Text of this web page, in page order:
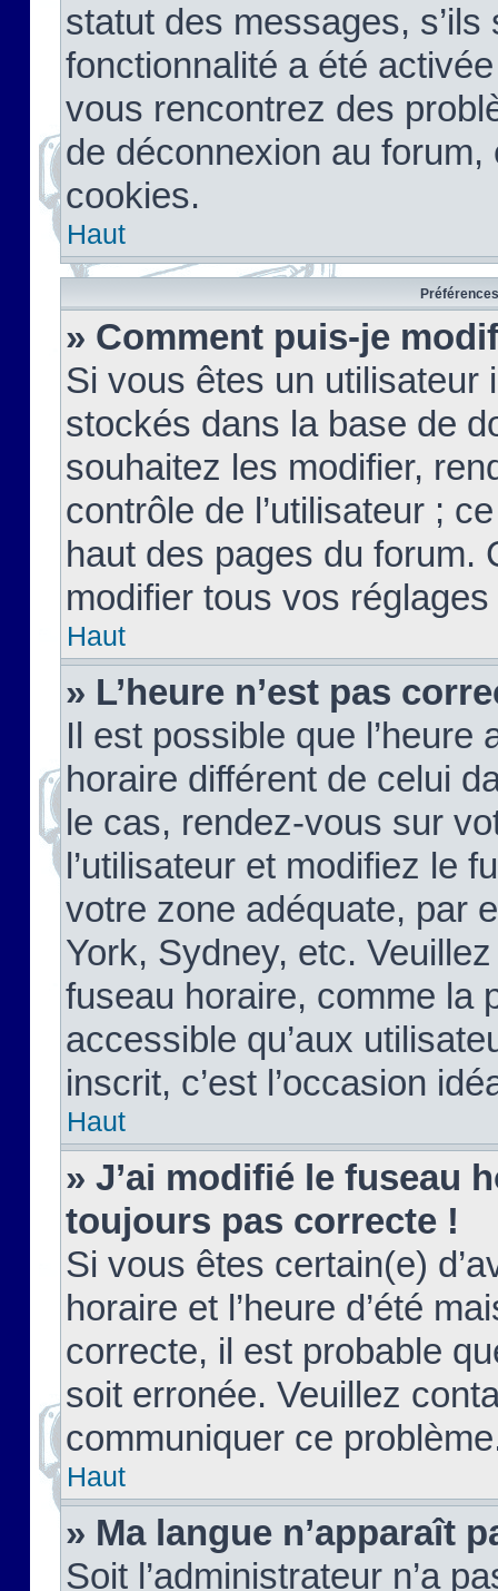
statut des messages,
fonctionnalité a été
vous rencontrez des
de déconnexion au
cookies.
Haut
» Comment puis-je
Si vous êtes un
stockés dans la base de
souhaitez les modifier,
contrôle de l’utilisateur ;
haut des pages du forum.
modifier tous vos
Haut
» L’heure n’est pas
Il est possible que
horaire différent de celui
le cas, rendez-vous sur
l’utilisateur et modifiez le
votre zone adéquate, par
York, Sydney, etc.
fuseau horaire, comme la
accessible qu’aux
inscrit, c’est l’occasion
Haut
» J’ai modifié le fuseau
toujours pas correcte !
Si vous êtes certain(e)
horaire et l’heure d’été
correcte, il est probable
soit erronée. Veuillez
communiquer ce
Haut
» Ma langue n’apparaît
Soit l’administrateur n’a